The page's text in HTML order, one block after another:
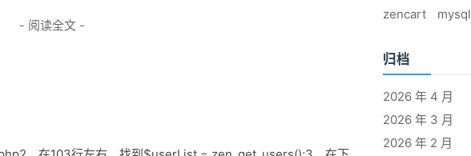
- 阅读全文 -
zencart mysql
归档
2026 年 4 月
2026 年 3 月
2026 年 2 月